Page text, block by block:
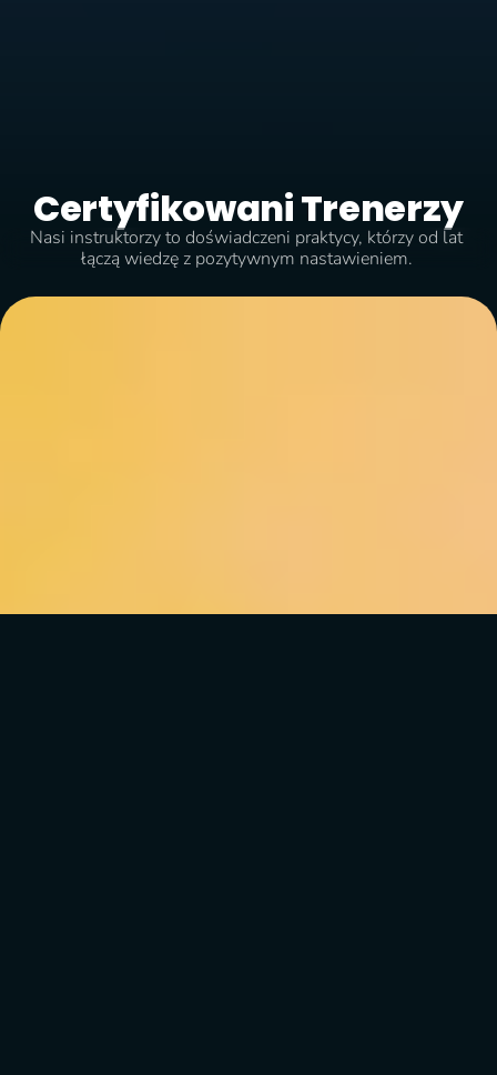
Certyfikowani Trenerzy
Nasi instruktorzy to doświadczeni praktycy, którzy od lat
łączą wiedzę z pozytywnym nastawieniem.